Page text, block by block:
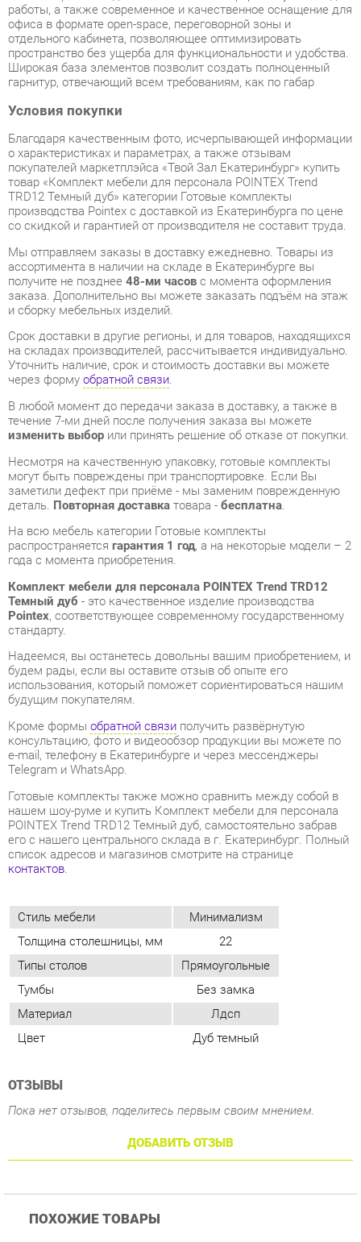
гарнитур, отвечающий всем требованиям, как по габар
Условия покупки
Благодаря качественным фото, исчерпывающей информации
о характеристиках и параметрах, а также отзывам
покупателей маркетплэйса «Твой Зал Екатеринбург» купить
товар «Комплект мебели для персонала POINTEX Trend
TRD12 Темный дуб» категории Готовые комплекты
со скидкой и гарантией от производителя не составит труда.
Мы отправляем заказы в доставку ежедневно. Товары из
ассортимента в наличии на складе в Екатеринбурге вы
получите не позднее 48-ми часовс момента оформления
заказа. Дополнительно вы можете заказать подъём на этаж
и сборку мебельных изделий.
Срок доставки в другие регионы, и для товаров, находящихся
на складах производителей, рассчитывается индивидуально.
Уточнить наличие, срок и стоимость доставки вы можете
через формуобратной связи.
В любой момент до передачи заказа в доставку, а также в
течение 7-ми дней после получения заказа вы можете
изменить выборили принять решение об отказе от покупки.
Несмотря на качественную упаковку, готовые комплекты
могут быть повреждены при транспортировке. Если Вы
заметили дефект при приёме - мы заменим поврежденную
деталь.Повторная доставкатовара -бесплатна.
На всю мебель категории Готовые комплекты
года с момента приобретения.
Комплект мебели для персонала POINTEX Trend TRD12
Темный дуб- это качественное изделие производства
стандарту.
Надеемся, вы останетесь довольны вашим приобретением, и
будем рады, если вы оставите отзыв об опыте его
использования, который поможет сориентироваться нашим
будущим покупателям.
Кроме формыобратной связиполучить развёрнутую
консультацию, фото и видеообзор продукции вы можете по
e-mail, телефону в Екатеринбурге и через мессенджеры
Telegram и WhatsApp.
Готовые комплекты также можно сравнить между собой в
нашем шоу-руме и купить Комплект мебели для персонала
POINTEX Trend TRD12 Темный дуб, самостоятельно забрав
его с нашего центрального склада в г. Екатеринбург. Полный
список адресов и магазинов смотрите на странице
контактов.
Стиль мебели Минимализм
Толщина столешницы, мм 22
Типы столов
Прямоугольные
Тумбы
Цвет
Дуб темный
ОТЗЫВЫ
Пока нет отзывов, поделитесь первым своим мнением.
ДОБАВИТЬ ОТЗЫВ